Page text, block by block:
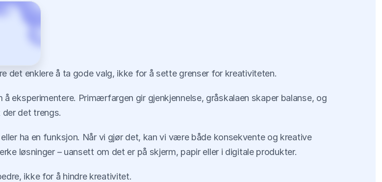
det enklere å ta gode valg, ikke for å sette grenser for kreativiteten.
eksperimentere. Primærfargen gir gjenkjennelse, gråskalaen skaper balanse, og
det trengs.
ha en funksjon. Når vi gjør det, kan vi være både konsekvente og kreative
løsninger – uansett om det er på skjerm, papir eller i digitale produkter.
ikke for å hindre kreativitet.